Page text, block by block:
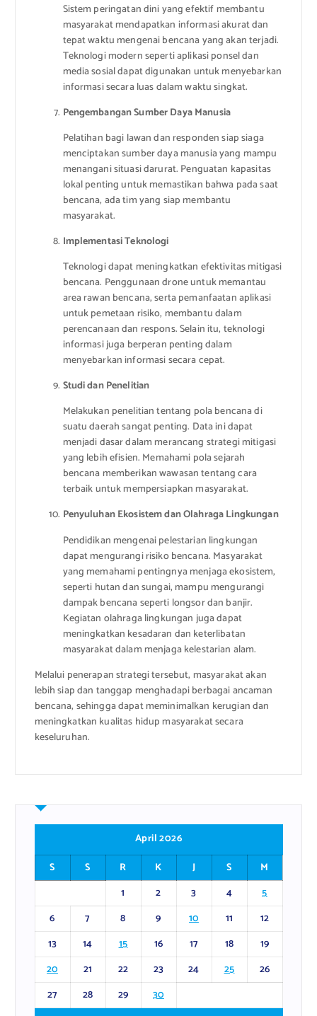
Sistem peringatan dini yang efektif membantu
masyarakat mendapatkan informasi akurat dan
tepat waktu mengenai bencana yang akan terjadi.
Teknologi modern seperti aplikasi ponsel dan
media sosial dapat digunakan untuk menyebarkan
informasi secara luas dalam waktu singkat.
Pengembangan Sumber Daya Manusia
Pelatihan bagi lawan dan responden siap siaga
menciptakan sumber daya manusia yang mampu
menangani situasi darurat. Penguatan kapasitas
lokal penting untuk memastikan bahwa pada saat
bencana, ada tim yang siap membantu
masyarakat.
Implementasi Teknologi
Teknologi dapat meningkatkan efektivitas mitigasi
bencana. Penggunaan drone untuk memantau
area rawan bencana, serta pemanfaatan aplikasi
untuk pemetaan risiko, membantu dalam
perencanaan dan respons. Selain itu, teknologi
informasi juga berperan penting dalam
menyebarkan informasi secara cepat.
Studi dan Penelitian
Melakukan penelitian tentang pola bencana di
suatu daerah sangat penting. Data ini dapat
menjadi dasar dalam merancang strategi mitigasi
yang lebih efisien. Memahami pola sejarah
bencana memberikan wawasan tentang cara
terbaik untuk mempersiapkan masyarakat.
Penyuluhan Ekosistem dan Olahraga Lingkungan
Pendidikan mengenai pelestarian lingkungan
dapat mengurangi risiko bencana. Masyarakat
yang memahami pentingnya menjaga ekosistem,
seperti hutan dan sungai, mampu mengurangi
dampak bencana seperti longsor dan banjir.
Kegiatan olahraga lingkungan juga dapat
meningkatkan kesadaran dan keterlibatan
masyarakat dalam menjaga kelestarian alam.
Melalui penerapan strategi tersebut, masyarakat akan
lebih siap dan tanggap menghadapi berbagai ancaman
bencana, sehingga dapat meminimalkan kerugian dan
meningkatkan kualitas hidup masyarakat secara
keseluruhan.
April 2026
S
S R K J S
M
1
2 3 4
5
6
7 8 9 10 11
12
13
14 15 16 17 18
19
20
21 22 23 24 25
26
27
28 29
30